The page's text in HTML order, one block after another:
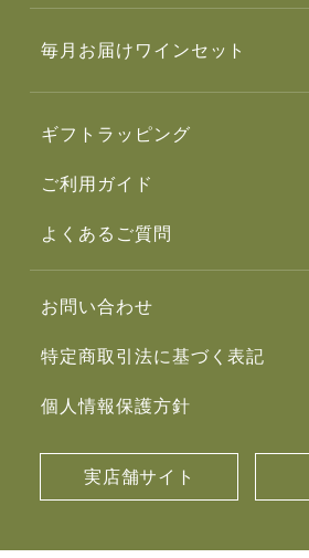
毎月お届けワインセット
ギフトラッピング
ご利用ガイド
よくあるご質問
お問い合わせ
特定商取引法に基づく表記
個人情報保護方針
実店舗サイト